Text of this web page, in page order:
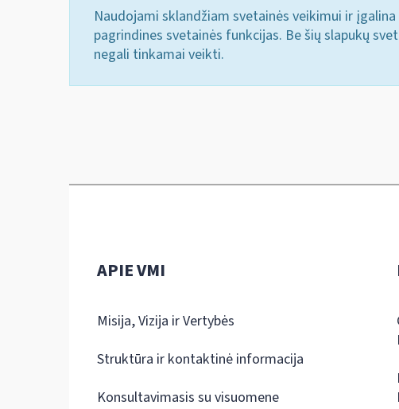
Naudojami sklandžiam svetainės veikimui ir įgalina
pagrindines svetainės funkcijas. Be šių slapukų
negali tinkamai veikti.
APIE VMI
Misija, Vizija ir Vertybės
Struktūra ir kontaktinė informacija
Konsultavimasis su visuomene